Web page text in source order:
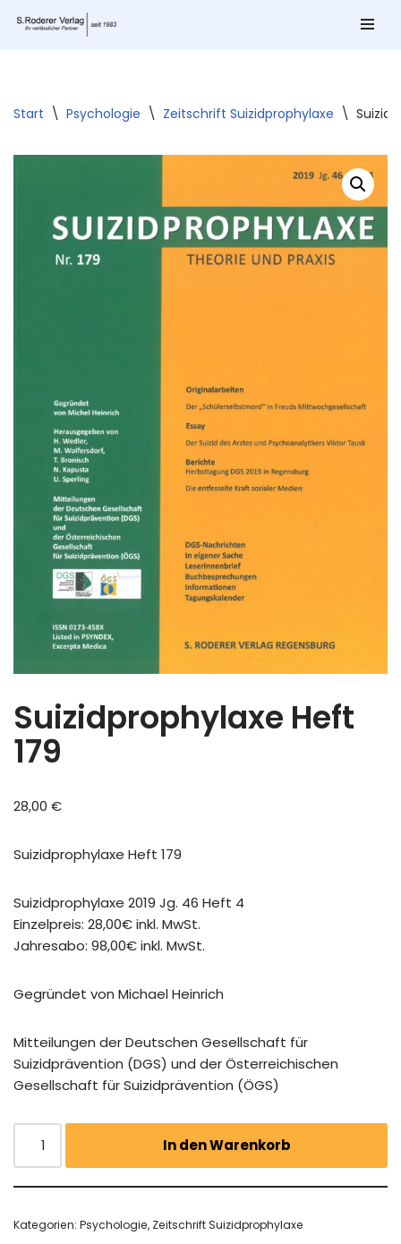
Start \ Psychologie \ Zeitschrift Suizidprophylaxe \
Suizidprophylaxe Heft
179
28,00 €
Suizidprophylaxe Heft 179
Suizidprophylaxe 2019 Jg. 46 Heft 4
Einzelpreis: 28,00€ inkl. MwSt.
Jahresabo: 98,00€ inkl. MwSt.
Gegründet von Michael Heinrich
Mitteilungen der Deutschen Gesellschaft für
Suizidprävention (DGS) und der Österreichischen
Gesellschaft für Suizidprävention (ÖGS)
In den Warenkorb
Kategorien: Psychologie, Zeitschrift Suizidprophylaxe